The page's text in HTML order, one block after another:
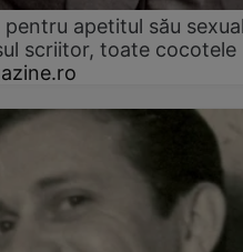
apetitul său
scriitor, toate cocotele